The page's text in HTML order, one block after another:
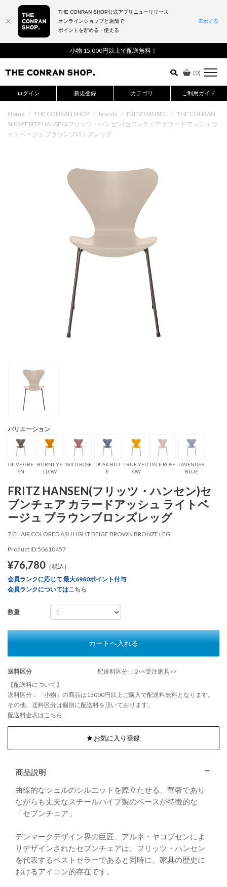
小物 15,000円以上で配送無料！
(0)
ログイン 新規登録 カテゴリ ご利用ガイド
詳細検索はこちら
Home / THE CONRAN SHOP / brands / FRITZ HANSEN / THE CONRAN
SHOP FRITZ HANSEN(フリッツ・ハンセン)セブンチェア カラードアッシュ ラ
イトベージュ ブラウンブロンズレッグ
バリエーション
OLIVE GRE
EN
BURNT YE
LLOW
WILD ROSE
DUSK BLU
E
TRUE YELL
OW
PALE ROSE LAVENDER
BLUE
FRITZ HANSEN(フリッツ・ハンセン)セ
ブンチェア カラードアッシュ ライトベ
ージュ ブラウンブロンズレッグ
7 CHAIR COLORED ASH LIGHT BEIGE BROWN BRONZE LEG
Product ID:50610457
¥76,780 （税込）
会員ランクに応じて 最大6980ポイント付与
会員ランクについてはこちら
数量
カートへ入れる
送料区分
配送料区分 ：2<<受注家具>>
【配送料について】
送料区分：「小物」の商品は15000円以上ご購入で配送料無料となります。
その他、送料区分は個別に配送料を頂いております。
配送料金表は こちら
お気に入り登録
商品説明
曲線的なシェルのシルエットを際立たせる、華奢であり
ながらも丈夫なスチールパイプ製のベースが特徴的な
「セブンチェア」
デンマークデザイン界の巨匠、アルネ・ヤコブセンによ
りデザインされたセブンチェアは、フリッツ・ハンセン
を代表するベストセラーであると同時に、家具の歴史に
おけるアイコン的存在です。
THE CONRAN SHOP公式アプリニューリリース
オンラインショップと店舗で
ポイントを貯める・使える
表示する